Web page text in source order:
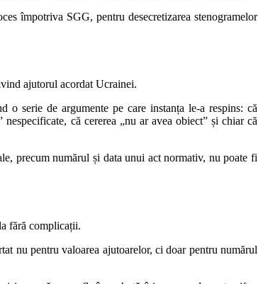
împotriva SGG, pentru desecretizarea stenogramelor
ajutorul acordat Ucrainei.
serie de argumente pe care instanța le-a respins: că
că cererea „nu ar avea obiect” și chiar că
precum numărul și data unui act normativ, nu poate fi
fără complicații.
nu pentru valoarea ajutoarelor, ci doar pentru numărul